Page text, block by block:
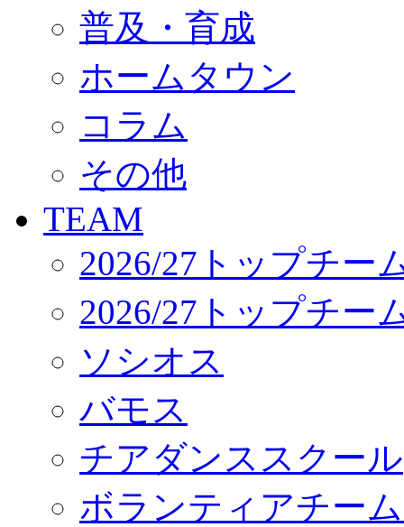
ジュニアユース
ユース
練習拠点（ナラディーア）
SCHOOL
CLUB
パートナー募集
クラブ理念
サステナビリティ
Web制作支援
応援プロジェクト
普及・育成
ホームタウン
コラム
その他
TEAM
2026/27トップチー
2026/27トップチー
ソシオス
バモス
チアダンススクール
ボランティアチー